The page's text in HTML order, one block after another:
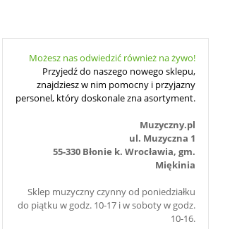
Możesz nas odwiedzić również na żywo!
Przyjedź do naszego nowego sklepu,
znajdziesz w nim pomocny i przyjazny
personel, który doskonale zna asortyment.
Muzyczny.pl
ul. Muzyczna 1
55-330 Błonie k. Wrocławia, gm.
Miękinia
Sklep muzyczny czynny od poniedziałku
do piątku w godz. 10-17 i w soboty w godz.
10-16.